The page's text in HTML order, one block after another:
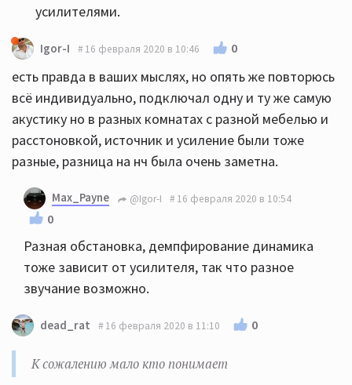
усилителями.
Igor-I 16 февраля 2020 в 10:46 0
есть правда в ваших мыслях, но опять же повторюсь
всё индивидуально, подключал одну и ту же самую
акустику но в разных комнатах с разной мебелью и
расстоновкой, источник и усиление были тоже
разные, разница на нч была очень заметна.
Max_Payne @Igor-I 16 февраля 2020 в 10:54
0
Разная обстановка, демпфирование динамика
тоже зависит от усилителя, так что разное
звучание возможно.
dead_rat 16 февраля 2020 в 11:10 0
К сожалению мало кто понимает